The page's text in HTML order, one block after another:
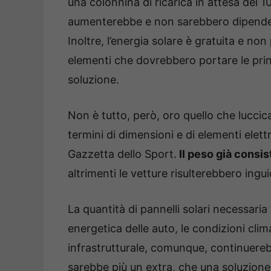
aumenterebbe e non sarebbero
Inoltre, l’energia solare è gratuita e
elementi che dovrebbero portare le
soluzione.
Non è tutto, però, oro quello che
termini di dimensioni e di elementi
Gazzetta dello Sport. Il peso già
altrimenti le vetture risulterebbero
La quantità di pannelli solari
energetica delle auto, le condizioni
infrastrutturale, comunque,
sarebbe più un extra, che una